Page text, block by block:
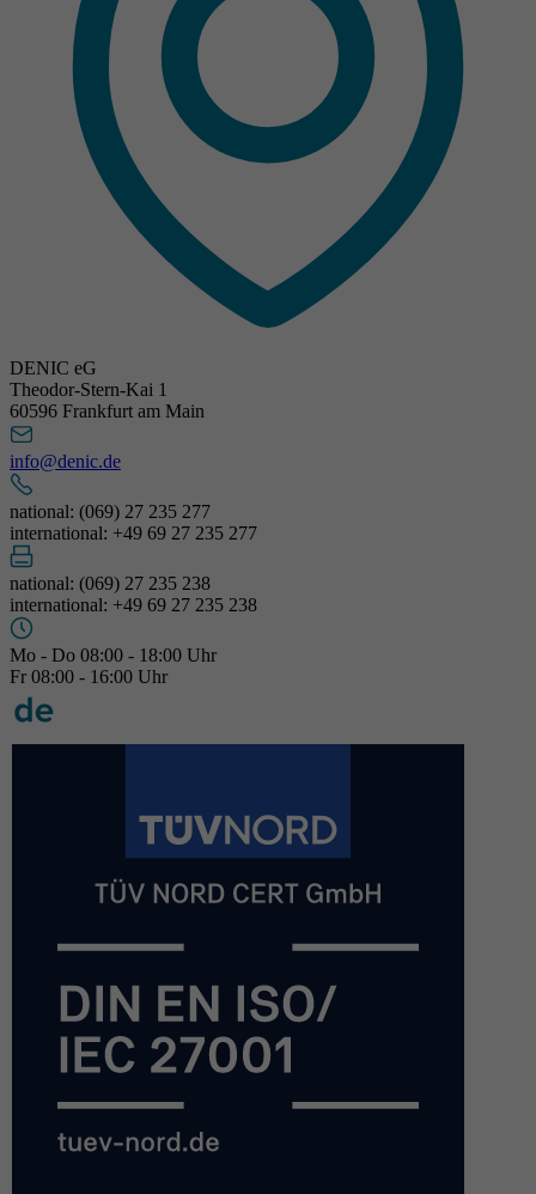
DENIC eG
Theodor-Stern-Kai 1
60596 Frankfurt am Main
info@denic.de
national: (069) 27 235 277
international: +49 69 27 235 277
national: (069) 27 235 238
international: +49 69 27 235 238
Mo - Do 08:00 - 18:00 Uhr
Fr 08:00 - 16:00 Uhr